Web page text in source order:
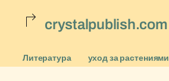
crystalpublish.com
Литература уход за растениями